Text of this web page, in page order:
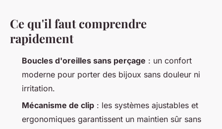
5 raisons de choisir des
boucles d'oreilles clip confort
adaptées aux oreilles sensibles
Radegonda 26/03/2026 09:25 11 min de lecture
Ce qu'il faut comprendre
rapidement
Boucles d'oreilles sans perçage : un confort
moderne pour porter des bijoux sans douleur ni
irritation.
Mécanisme de clip : les systèmes ajustables et
ergonomiques garantissent un maintien sûr sans